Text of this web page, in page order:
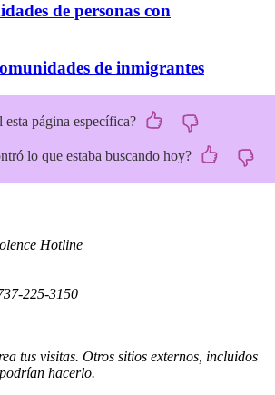
de personas con
de inmigrantes
esta página específica?
lo que estaba buscando hoy?
Hotline
225-3150
tus visitas. Otros sitios externos, incluidos
hacerlo.